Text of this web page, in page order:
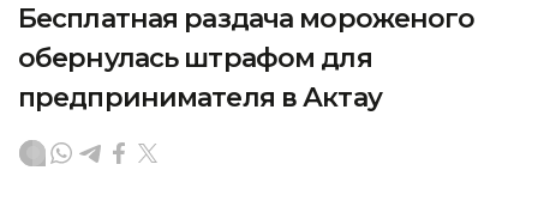
Бесплатная раздача мороженого
обернулась штрафом для
предпринимателя в Актау